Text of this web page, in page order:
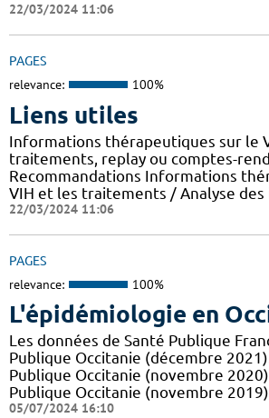
22/03/2024 11:06
PAGES
relevance: 100%
Liens utiles
Informations thérapeutiques sur le
traitements, replay ou comptes-
Recommandations Informations
VIH et les traitements / Analyse
22/03/2024 11:06
PAGES
relevance: 100%
L'épidémiologie en
Les données de Santé Publique
Publique Occitanie (décembre
Publique Occitanie (novembre
Publique Occitanie (novembre
05/07/2024 16:10